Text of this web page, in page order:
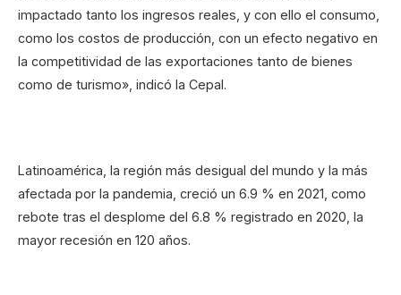
impactado tanto los ingresos reales, y con ello el consumo,
como los costos de producción, con un efecto negativo en
la competitividad de las exportaciones tanto de bienes
como de turismo», indicó la Cepal.
Latinoamérica, la región más desigual del mundo y la más
afectada por la pandemia, creció un 6.9 % en 2021, como
rebote tras el desplome del 6.8 % registrado en 2020, la
mayor recesión en 120 años.